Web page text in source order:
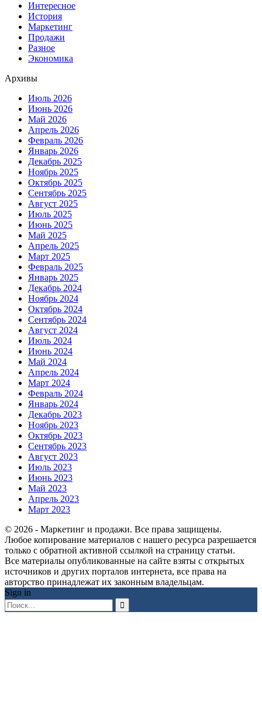
Интересное
История
Маркетинг
Продажи
Разное
Экономика
Архивы
Июль 2026
Июнь 2026
Май 2026
Апрель 2026
Февраль 2026
Январь 2026
Декабрь 2025
Ноябрь 2025
Октябрь 2025
Сентябрь 2025
Август 2025
Июль 2025
Июнь 2025
Май 2025
Апрель 2025
Март 2025
Февраль 2025
Январь 2025
Декабрь 2024
Ноябрь 2024
Октябрь 2024
Сентябрь 2024
Август 2024
Июль 2024
Июнь 2024
Май 2024
Апрель 2024
Март 2024
Февраль 2024
Январь 2024
Декабрь 2023
Ноябрь 2023
Октябрь 2023
Сентябрь 2023
Август 2023
Июль 2023
Июнь 2023
Май 2023
Апрель 2023
Март 2023
© 2026 - Маркетинг и продажи. Все права защищены.
Любое копирование материалов с нашего ресурса разрешается
только с обратной активной ссылкой на страницу статьи.
Все материалы опубликованные на сайте взяты с открытых
источников и других порталов интернета, все права на
авторство принадлежат их законным владельцам.
Sign in